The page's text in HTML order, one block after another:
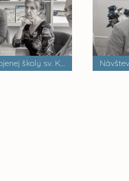
Návšteva Spojenej školy sv. Košických mučeníkov